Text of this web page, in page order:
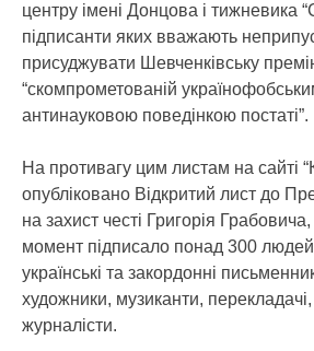
центру імені Донцова і тижневика
підписанти яких вважають
присуджувати Шевченківську
“скомпрометованій
антинауковою поведінкою постаті”.
На противагу цим листам на сайті
опубліковано Відкритий лист до
на захист честі Григорія
момент підписало понад 300
українські та закордонні
художники, музиканти,
журналісти.